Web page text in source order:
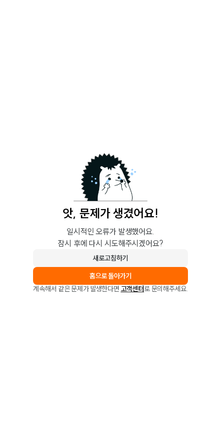
앗, 문제가 생겼어요!
일시적인 오류가 발생했어요.
잠시 후에 다시 시도해주시겠어요?
새로고침하기
홈으로 돌아가기
계속해서 같은 문제가 발생한다면 고객센터로 문의해주세요.